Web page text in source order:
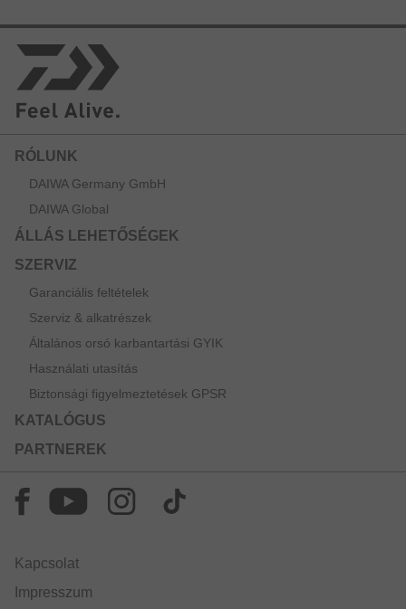
RÓLUNK
DAIWA Germany GmbH
DAIWA Global
ÁLLÁS LEHETŐSÉGEK
SZERVIZ
Garanciális feltételek
Szerviz & alkatrészek
Általános orsó karbantartási GYIK
Használati utasítás
Biztonsági figyelmeztetések GPSR
KATALÓGUS
PARTNEREK
Kapcsolat
Impresszum